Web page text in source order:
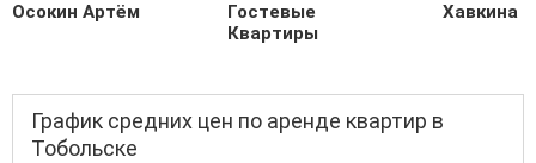
Осокин Артём
Гостевые
Квартиры
Хавкина
График средних цен по аренде квартир в
Тобольске